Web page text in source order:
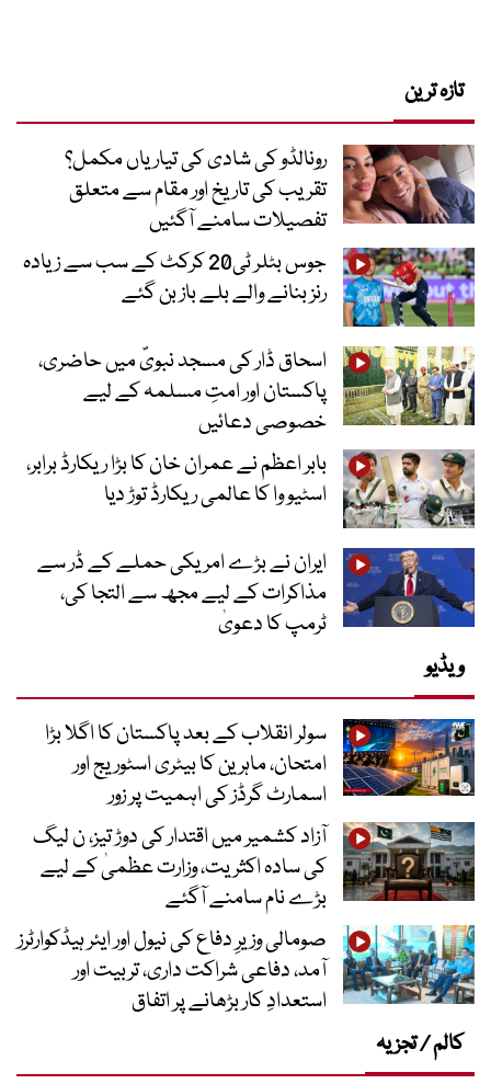
تازہ ترین
رونالڈو کی شادی کی تیاریاں مکمل؟
تقریب کی تاریخ اور مقام سے متعلق
تفصیلات سامنے آگئیں
جوس بٹلر ٹی20 کرکٹ کے سب سے زیادہ
رنز بنانے والے بلے باز بن گئے
اسحاق ڈار کی مسجد نبویؐ میں حاضری،
پاکستان اور امتِ مسلمہ کے لیے
خصوصی دعائیں
بابر اعظم نے عمران خان کا بڑا ریکارڈ برابر،
اسٹیو وا کا عالمی ریکارڈ توڑ دیا
ایران نے بڑے امریکی حملے کے ڈر سے
مذاکرات کے لیے مجھ سے التجا کی،
ٹرمپ کا دعویٰ
ویڈیو
سولر انقلاب کے بعد پاکستان کا اگلا بڑا
امتحان، ماہرین کا بیٹری اسٹوریج اور
اسمارٹ گرڈز کی اہمیت پر زور
آزاد کشمیر میں اقتدار کی دوڑ تیز، ن لیگ
کی سادہ اکثریت، وزارت عظمیٰ کے لیے
بڑے نام سامنے آگئے
صومالی وزیرِ دفاع کی نیول اور ایئر ہیڈکوارٹرز
آمد، دفاعی شراکت داری، تربیت اور
استعدادِ کار بڑھانے پر اتفاق
کالم / تجزیہ